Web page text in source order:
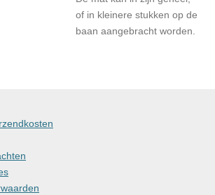
of in kleinere stukken op de
baan aangebracht worden.